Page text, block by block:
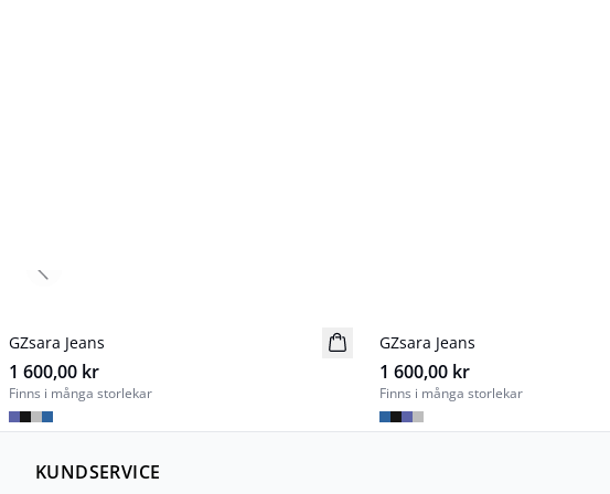
Nyhet
GZsara Jeans
1 600,00 kr
Finns i många storlekar
Nyhet
GZsara Jeans
1 600,00 kr
Finns i många storlekar
Previous slide
KUNDSERVICE